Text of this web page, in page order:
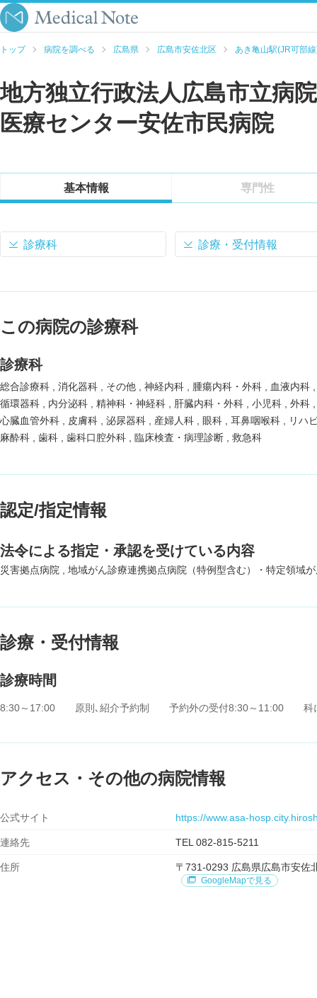
トップ 病院を調べる 広島県 広島市安佐北区 あき亀山駅(JR可部
地方独立行政法人広島市立病
医療センター安佐市民病院
基本情報 専門性
診療科 診療・受付情報
この病院の診療科
診療科
総合診療科 消化器科 その他 神経内科 腫瘍内科・外科
血液内科
循環器科
内分泌科 精神科・神経科 肝臓内科・外科 小児科
外科
心臓血管外科
皮膚科 泌尿器科 産婦人科 眼科 耳鼻咽喉科
リハ
麻酔科
歯科 歯科口腔外科 臨床検査・病理診断 救急科
認定/指定情報
法令による指定・承認を受けている内容
災害拠点病院 地域がん診療連携拠点病院（特例型含む）・特定領域
診療・受付情報
診療時間
8:30～17:00 原則､紹介予約制 予約外の受付8:30～11:00 科
アクセス・その他の病院情報
公式サイト https://www.asa-
連絡先 TEL 082-815-5211
住所 〒731-0293 広島県広島市安佐
GoogleMapで見る